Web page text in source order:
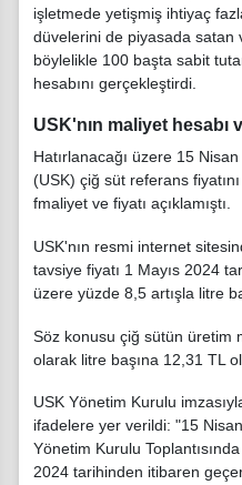
işletmede yetişmiş ihtiyaç
düvelerini de piyasada satan
böylelikle 100 başta sabit
hesabını gerçekleştirdi.
USK'nın maliyet hesabı
Hatırlanacağı üzere 15
(USK) çiğ süt referans
fmaliyet ve fiyatı açıklamıştı.
USK'nın resmi internet
tavsiye fiyatı 1 Mayıs 2024
üzere yüzde 8,5 artışla litre
Söz konusu çiğ sütün üretim
olarak litre başına 12,31 TL
USK Yönetim Kurulu
ifadelere yer verildi: "15
Yönetim Kurulu
2024 tarihinden itibaren